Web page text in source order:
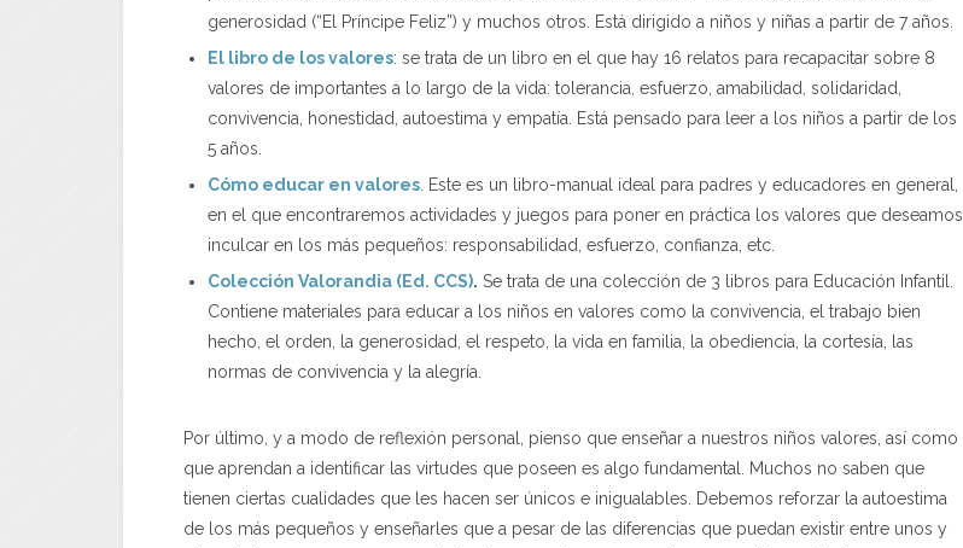
generosidad (“El Príncipe Feliz”) y muchos otros. Está dirigido a niños y niñas a partir de 7 años.
El libro de los valores: se trata de un libro en el que hay 16 relatos para recapacitar sobre 8
valores de importantes a lo largo de la vida: tolerancia, esfuerzo, amabilidad, solidaridad,
convivencia, honestidad, autoestima y empatía. Está pensado para leer a los niños a partir de los
5 años.
Cómo educar en valores . Este es un libro-manual ideal para padres y educadores en general,
en el que encontraremos actividades y juegos para poner en práctica los valores que deseamos
inculcar en los más pequeños: responsabilidad, esfuerzo, confianza, etc.
Colección Valorandia (Ed. CCS). Se trata de una colección de 3 libros para Educación Infantil.
Contiene materiales para educar a los niños en valores como la convivencia, el trabajo bien
hecho, el orden, la generosidad, el respeto, la vida en familia, la obediencia, la cortesía, las
normas de convivencia y la alegría.
Por último, y a modo de reflexión personal, pienso que enseñar a nuestros niños valores, así como
que aprendan a identificar las virtudes que poseen es algo fundamental. Muchos no saben que
tienen ciertas cualidades que les hacen ser únicos e inigualables. Debemos reforzar la autoestima
de los más pequeños y enseñarles que a pesar de las diferencias que puedan existir entre unos y